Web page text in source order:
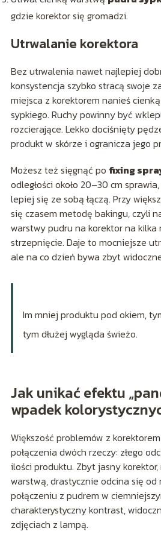
gdzie korektor się gromadzi.
Utrwalanie korektora
Bez utrwalenia nawet najlepiej
konsystencja szybko stracą swoje
miejsca z korektorem nanieś
sypkiego. Ruchy powinny być
rozcierające. Lekko dociśnięty
produkt w skórze i ogranicza jego
Możesz też sięgnąć po fixing
odległości około 20–30 cm
lepiej się ze sobą łączą. Przy
się czasem metodę bakingu, czyli
warstwy pudru na korektor na
strzepnięcie. Daje to mocniejsze
ale na co dzień bywa zbyt
Im mniej produktu pod okiem,
tym dłużej wygląda świeżo.
Jak unikać efektu
wpadek
Większość problemów z
połączenia dwóch rzeczy: złego
ilości produktu. Zbyt jasny korektor,
warstwą, drastycznie odcina się od
połączeniu z pudrem w
charakterystyczny kontrast,
zdjęciach z lampą.